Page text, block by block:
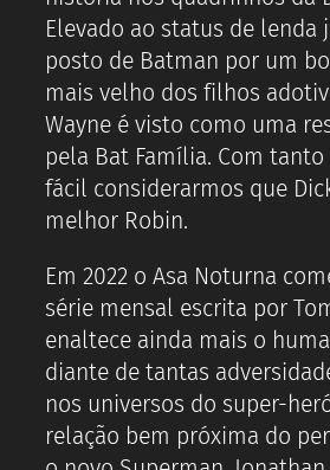
Elevado ao status de lenda
posto de Batman por um
mais velho dos filhos
Wayne é visto como uma
pela Bat Família. Com tanto
fácil considerarmos que
melhor Robin.
Em 2022 o Asa Noturna
série mensal escrita por
enaltece ainda mais o
diante de tantas
nos universos do super-
relação bem próxima do